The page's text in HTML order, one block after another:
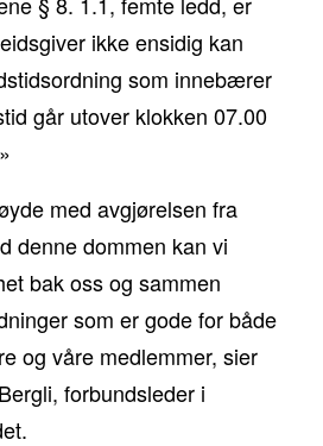
ikke ensidig kan
som innebærer
går utover klokken 07.00
med avgjørelsen fra
denne dommen kan vi
bak oss og sammen
som er gode for både
og våre medlemmer, sier
forbundsleder i